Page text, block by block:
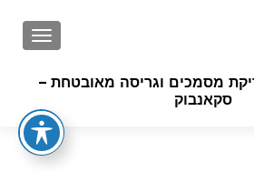
מסמכים וגריסה מאובטחת –
סקאנבוק